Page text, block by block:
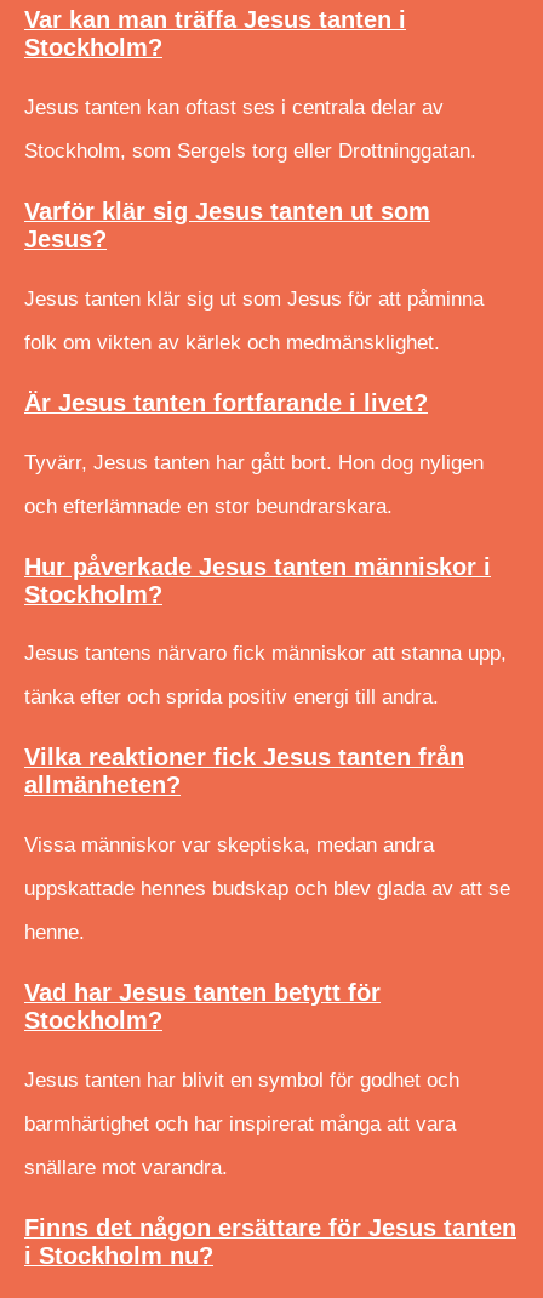
Var kan man träffa Jesus tanten i
Stockholm?
Jesus tanten kan oftast ses i centrala delar av
Stockholm, som Sergels torg eller Drottninggatan.
Varför klär sig Jesus tanten ut som
Jesus?
Jesus tanten klär sig ut som Jesus för att påminna
folk om vikten av kärlek och medmänsklighet.
Är Jesus tanten fortfarande i livet?
Tyvärr, Jesus tanten har gått bort. Hon dog nyligen
och efterlämnade en stor beundrarskara.
Hur påverkade Jesus tanten människor i
Stockholm?
Jesus tantens närvaro fick människor att stanna upp,
tänka efter och sprida positiv energi till andra.
Vilka reaktioner fick Jesus tanten från
allmänheten?
Vissa människor var skeptiska, medan andra
uppskattade hennes budskap och blev glada av att se
henne.
Vad har Jesus tanten betytt för
Stockholm?
Jesus tanten har blivit en symbol för godhet och
barmhärtighet och har inspirerat många att vara
snällare mot varandra.
Finns det någon ersättare för Jesus tanten
i Stockholm nu?